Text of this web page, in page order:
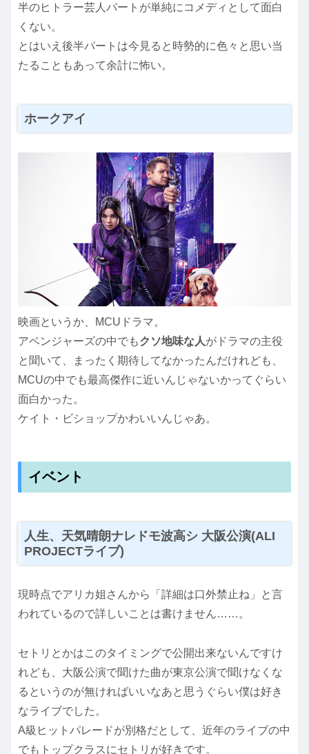
半のヒトラー芸人パートが単純にコメディとして面白
くない。
とはいえ後半パートは今見ると時勢的に色々と思い当
たることもあって余計に怖い。
ホークアイ
映画というか、MCUドラマ。
アベンジャーズの中でもクソ地味な人がドラマの主役
と聞いて、まったく期待してなかったんだけれども、
MCUの中でも最高傑作に近いんじゃないかってぐらい
面白かった。
ケイト・ビショップかわいいんじゃあ。
イベント
人生、天気晴朗ナレドモ波高シ 大阪公演(ALI
PROJECTライブ)
現時点でアリカ姐さんから「詳細は口外禁止ね」と言
われているので詳しいことは書けません……。
セトリとかはこのタイミングで公開出来ないんですけ
れども、大阪公演で聞けた曲が東京公演で聞けなくな
るというのが無ければいいなあと思うぐらい僕は好き
なライブでした。
A級ヒットパレードが別格だとして、近年のライブの中
でもトップクラスにセトリが好きです。